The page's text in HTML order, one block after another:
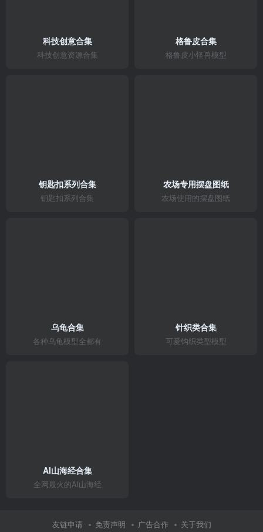
科技创意合集
科技创意资源合集
格鲁皮合集
格鲁皮小怪兽模型
钥匙扣系列合集
钥匙扣系列合集
农场专用摆盘图纸
农场使用的摆盘图纸
乌龟合集
各种乌龟模型全都有
针织类合集
可爱钩织类型模型
AI山海经合集
全网最火的AI山海经
友链申请 免责声明 广告合作 关于我们